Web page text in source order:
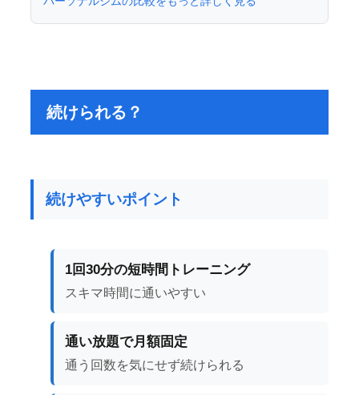
続けられる？
続けやすいポイント
1回30分の短時間トレーニング
スキマ時間に通いやすい
通い放題で月額固定
通う回数を気にせず続けられる